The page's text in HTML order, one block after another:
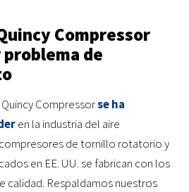
Compressor
de
Compressorse ha
en la industria del aire
de tornillo rotatorio y
en EE. UU. se fabrican con los
calidad. Respaldamos nuestros